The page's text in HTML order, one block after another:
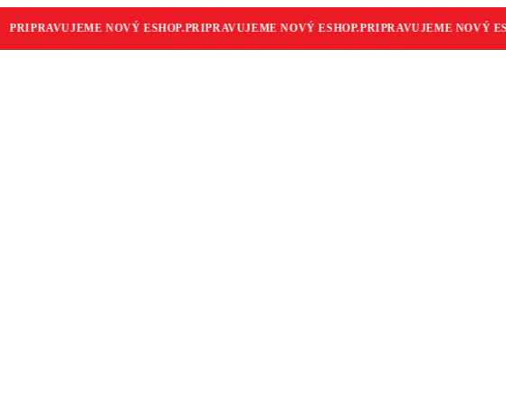
PRIPRAVUJEME NOVÝ ESHOP.PRIPRAVUJEME NOVÝ ESHOP.PRIPRAVUJEME NOVÝ